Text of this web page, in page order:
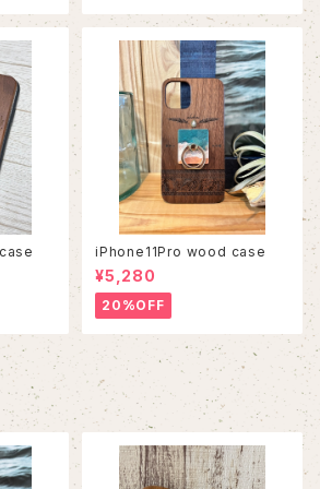
iPhone11Pro wood case
¥5,280
20%OFF